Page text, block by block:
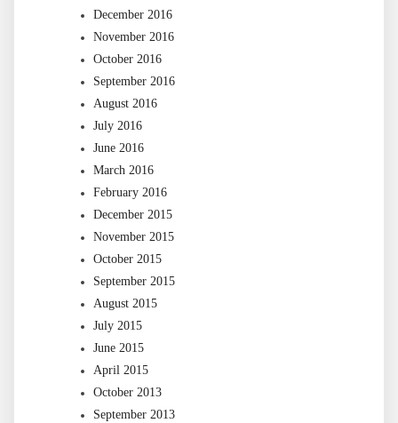
December 2016
November 2016
October 2016
September 2016
August 2016
July 2016
June 2016
March 2016
February 2016
December 2015
November 2015
October 2015
September 2015
August 2015
July 2015
June 2015
April 2015
October 2013
September 2013